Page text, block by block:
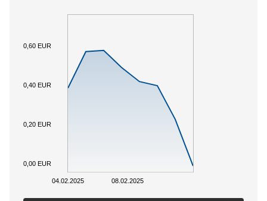
04.02.2025 08.02.2025
0,00 EUR
0,20 EUR
0,40 EUR
0,60 EUR